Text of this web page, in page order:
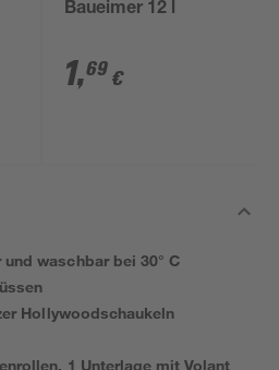
Baueimer 12 l
1,69 €
waschbar bei 30° C
Hollywoodschaukeln
1 Unterlage mit Volant